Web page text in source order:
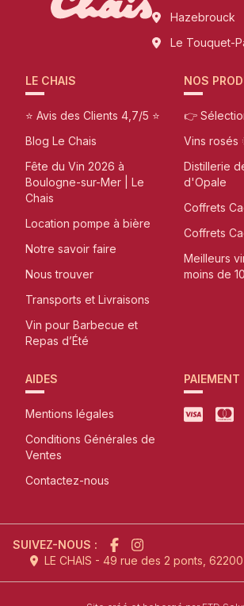
Hazebrouck
Le Touquet-
LE CHAIS
⭐ Avis des Clients 4,7/5 ⭐
Blog Le Chais
Fête du Vin 2026 à
Boulogne-sur-Mer | Le
Chais
Location pompe à bière
Notre savoir faire
Nous trouver
Transports et Livraisons
Vin pour Barbecue et
Repas d’Été
NOS
👉
Vins rosés
Distillerie
d'Opale
Coffrets
Coffrets
Meilleurs
moins de
AIDES
Mentions légales
Conditions Générales de
Ventes
Contactez-nous
PAIEMENT
SUIVEZ-NOUS :
LE CHAIS - 49 rue des 2 ponts,